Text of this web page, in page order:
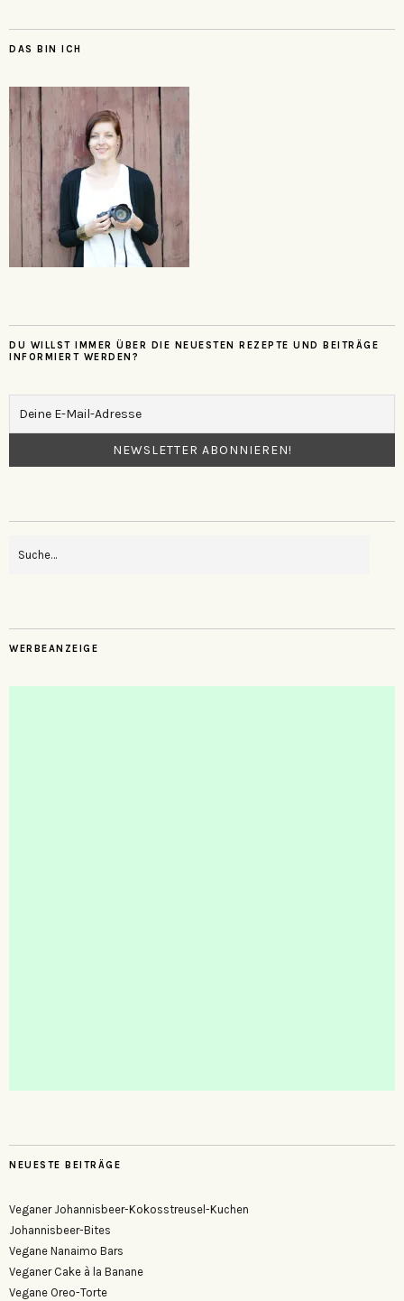
DAS BIN ICH
DU WILLST IMMER ÜBER DIE NEUESTEN REZEPTE UND BEITRÄGE
INFORMIERT WERDEN?
WERBEANZEIGE
NEUESTE BEITRÄGE
Veganer Johannisbeer-Kokosstreusel-Kuchen
Johannisbeer-Bites
Vegane Nanaimo Bars
Veganer Cake à la Banane
Vegane Oreo-Torte